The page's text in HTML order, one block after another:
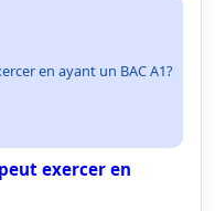
en ayant un BAC A1?
exercer en